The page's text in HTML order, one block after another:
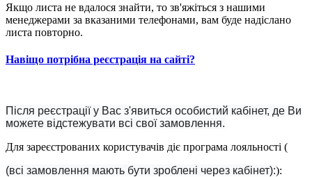
Якщо листа не вдалося знайти, то зв'яжіться з нашими
менеджерами за вказаними телефонами, вам буде надіслано
листа повторно.
Навіщо потрібна реєстрація на сайті?
Після реєстрації у Вас з'явиться особистий кабінет, де Ви
можете відстежувати всі свої замовлення.
Для зареєстрованих користувачів діє програма лояльності (
(всі замовлення мають бути зроблені через кабінет):):